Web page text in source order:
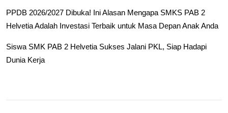
PPDB 2026/2027 Dibuka! Ini Alasan Mengapa SMKS PAB 2
Helvetia Adalah Investasi Terbaik untuk Masa Depan Anak Anda
Siswa SMK PAB 2 Helvetia Sukses Jalani PKL, Siap Hadapi
Dunia Kerja